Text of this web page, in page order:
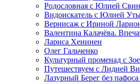
Родословная с Юлией
Видоискатель с Юлией
Вернисаж с Ириной
Валентина Калачёва.
Лариса Хенинен
Олег Гальченко
Культурный променад с
Путешествуем с Лидией
Лазурный Берег без